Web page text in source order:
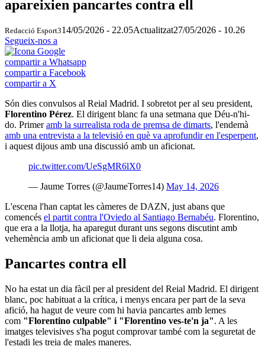
apareixien pancartes contra ell
Redacció Esport314/05/2026 - 22.05Actualitzat27/05/2026 - 10.26
Segueix-nos a
compartir a Whatsapp
compartir a Facebook
compartir a X
Són dies convulsos al Reial Madrid. I sobretot per al seu president,
Florentino Pérez. El dirigent blanc fa una setmana que Déu-n'hi-
do. Primeramb la surrealista roda de premsa de dimarts, l'endemà
amb una entrevista a la televisió en què va aprofundir en l'esperpent,
i aquest dijous amb una discussió amb un aficionat.
pic.twitter.com/UeSgMR6lX0
— Jaume Torres (@JaumeTorres14) May 14, 2026
L'escena l'han captat les càmeres de DAZN, just abans que
comencés el partit contra l'Oviedo al Santiago Bernabéu. Florentino,
que era a la llotja, ha aparegut durant uns segons discutint amb
vehemència amb un aficionat que li deia alguna cosa.
Pancartes contra ell
No ha estat un dia fàcil per al president del Reial Madrid. El dirigent
blanc, poc habituat a la crítica, i menys encara per part de la seva
afició, ha hagut de veure com hi havia pancartes amb lemes
com "Florentino culpable" i "Florentino ves-te'n ja". A les
imatges televisives s'ha pogut comprovar també com la seguretat de
l'estadi les treia de males maneres.